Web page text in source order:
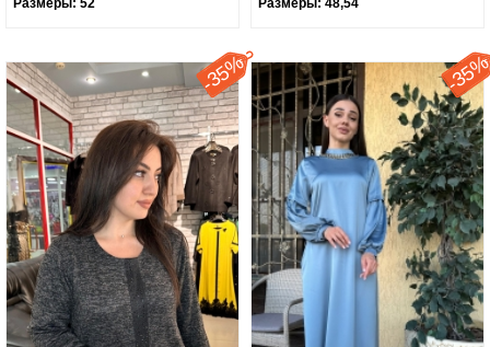
Размеры: 52 Размеры: 48,54
-
35% -